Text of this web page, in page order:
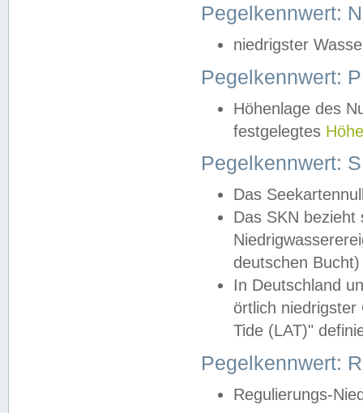
Pegelkennwert:
niedrigster
Pegelkennwert:
Höhenlage des
festgelegtes
Pegelkennwert:
Das
Das SKN
deutschen
In Deutschland
örtlich
Tide (LAT)"
Pegelkennwert:
Regulierungs-